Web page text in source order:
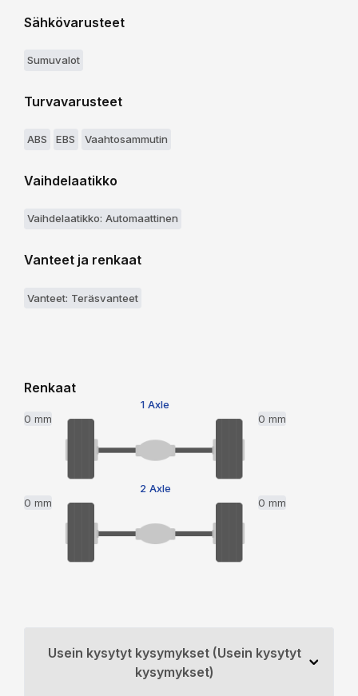
Sähkövarusteet
Sumuvalot
Turvavarusteet
ABS EBS Vaahtosammutin
Vaihdelaatikko
Vaihdelaatikko: Automaattinen
Vanteet ja renkaat
Vanteet: Teräsvanteet
Renkaat
1 Axle
0 mm
0 mm
2 Axle
0 mm
0 mm
Usein kysytyt kysymykset (Usein kysytyt
kysymykset)